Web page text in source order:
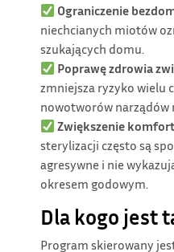
Ograniczenie
niechcianych miotów
szukających domu.
Poprawę zdrowia
zmniejsza ryzyko wielu
nowotworów narządów
Zwiększenie
sterylizacji często są
agresywne i nie
okresem godowym.
Dla kogo jest
Program skierowany